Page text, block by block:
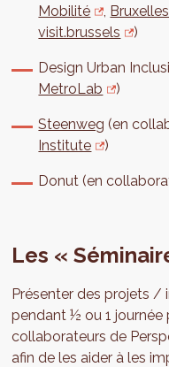
Mobilité
visit.brussels
)
Design Urban
MetroLab
)
Steenweg (en
Institute
)
Donut (en
Les «
Présenter des projets /
pendant ½ ou 1 journée
collaborateurs de
afin de les aider à les